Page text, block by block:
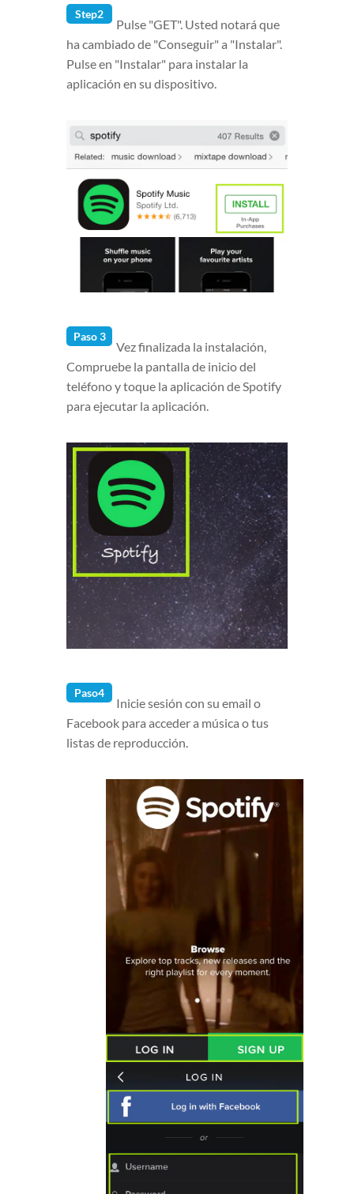
Step2
Pulse "GET". Usted notará que
ha cambiado de "Conseguir" a "Instalar".
Pulse en "Instalar" para instalar la
aplicación en su dispositivo.
Paso 3
Vez finalizada la instalación,
Compruebe la pantalla de inicio del
teléfono y toque la aplicación de Spotify
para ejecutar la aplicación.
Paso4
Inicie sesión con su email o
Facebook para acceder a música o tus
listas de reproducción.